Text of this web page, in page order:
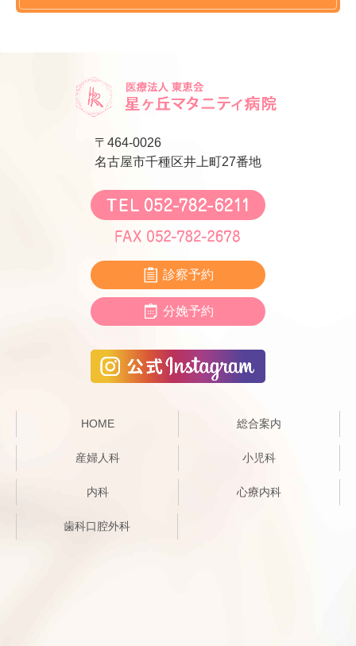
〒464-0026
名古屋市千種区井上町27番地
診察予約
分娩予約
HOME 総合案内
産婦人科 小児科
内科 心療内科
歯科口腔外科